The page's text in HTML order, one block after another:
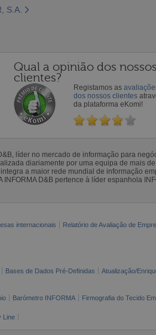
S.A.
Qual a opinião dos nossos
clientes?
Registamos as
dos nossos clientes
da plataforma eKomi!
líder no mercado de informação para
diariamente por uma equipa de mais
a maior rede mundial de informação
D&B pertence à líder espanhola
internacionais Relatório de Avaliação de
Bases de Dados Pré-Definidas Atualização/
Barómetro INFORMA Firmografia do Tecido
Line